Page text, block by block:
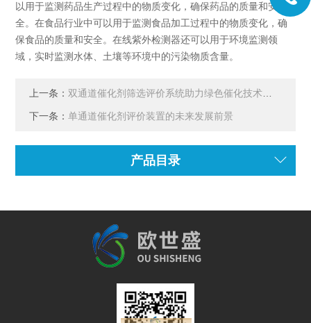
以用于监测药品生产过程中的物质变化，确保药品的质量和安
全。在食品行业中可以用于监测食品加工过程中的物质变化，确
保食品的质量和安全。在线紫外检测器还可以用于环境监测领
域，实时监测水体、土壤等环境中的污染物质含量。
上一条： 双通道催化剂筛选评价系统助力绿色催化技术发展
下一条：单通道催化剂评价装置的未来发展前景
产品目录